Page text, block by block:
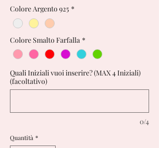
Colore Argento 925 *
Colore Smalto Farfalla *
Quali Iniziali vuoi inserire? (MAX 4 Iniziali)
(facoltativo)
0/4
Quantità *